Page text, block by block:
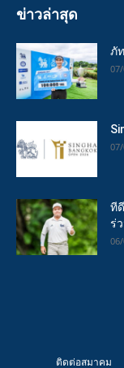
ข่าวล่าสุด
ภั
ที
ร่
ติดต่อสมาคม